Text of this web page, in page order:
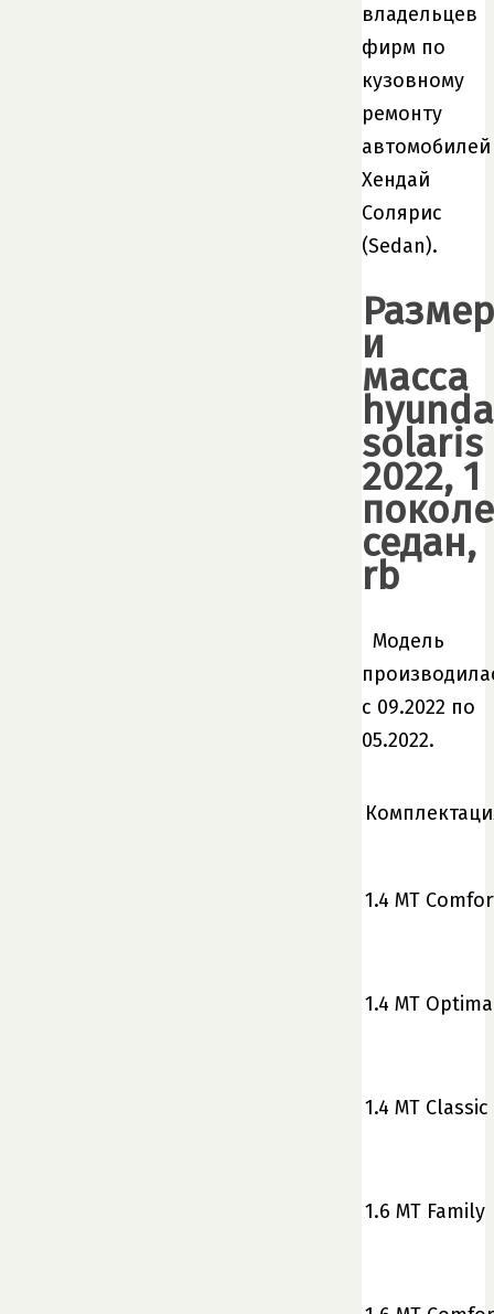
владельцев
фирм по
кузовному
ремонту
автомобилей
Хендай
Солярис
(Sedan).
и
масса
solaris
2022, 1
седан,
rb
Модель
с 09.2022 по
05.2022.
1.4 MT
1.4 MT Optima
1.4 MT Classic
1.6 MT Family